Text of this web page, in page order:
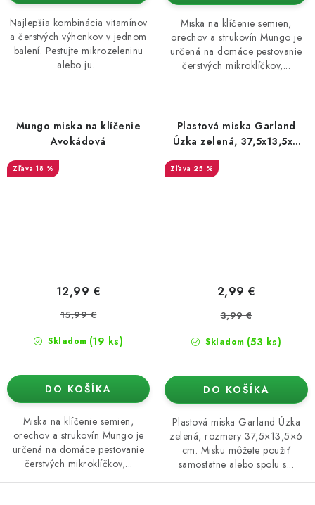
Najlepšia kombinácia vitamínov
a čerstvých výhonkov v jednom
balení. Pestujte mikrozeleninu
alebo ju...
Miska na klíčenie semien,
orechov a strukovín Mungo je
určená na domáce pestovanie
čerstvých mikroklíčkov,...
Mungo miska na klíčenie
Avokádová
18 %
Skladom (19 ks)
12,99 €
15,99 €
DO KOŠÍKA
Miska na klíčenie semien,
orechov a strukovín Mungo je
určená na domáce pestovanie
čerstvých mikroklíčkov,...
Plastová miska Garland
Úzka zelená, 37,5x13,5x6
25 %
Skladom (53 ks)
2,99 €
3,99 €
DO KOŠÍKA
Plastová miska Garland Úzka
zelená, rozmery 37,5×13,5×6
cm. Misku môžete použiť
samostatne alebo spolu s...